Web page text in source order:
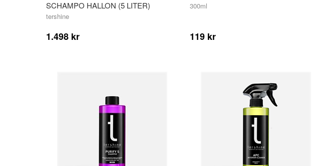
SCHAMPO HALLON (5 LITER)
tershine
1.498 kr
300ml
119 kr